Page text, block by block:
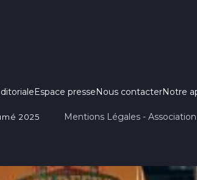
Espace presse Nous contacterNotre
2025 Mentions Légales - Association